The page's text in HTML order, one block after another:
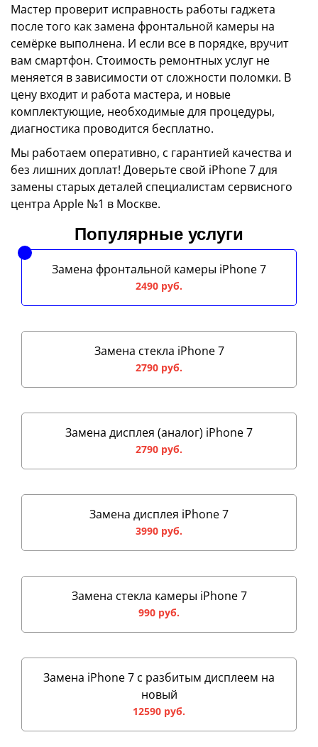
Мастер проверит исправность работы гаджета
после того как замена фронтальной камеры на
семёрке выполнена. И если все в порядке, вручит
вам смартфон. Стоимость ремонтных услуг не
меняется в зависимости от сложности поломки. В
цену входит и работа мастера, и новые
комплектующие, необходимые для процедуры,
диагностика проводится бесплатно.
Мы работаем оперативно, с гарантией качества и
без лишних доплат! Доверьте свой iPhone 7 для
замены старых деталей специалистам сервисного
центра Apple №1 в Москве.
Популярные услуги
Замена фронтальной камеры iPhone 7
2490 руб.
Замена стекла iPhone 7
2790 руб.
Замена дисплея (аналог) iPhone 7
2790 руб.
Замена дисплея iPhone 7
3990 руб.
Замена стекла камеры iPhone 7
990 руб.
Замена iPhone 7 с разбитым дисплеем на
новый
12590 руб.